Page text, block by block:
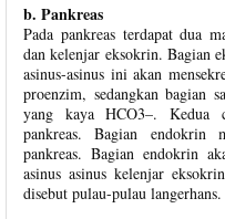
b. Pankreas
Pada pankreas terdapat dua
dan kelenjar eksokrin. Bagian
asinus-asinus ini akan
proenzim, sedangkan bagian
yang kaya HCO3–. Kedua
pankreas. Bagian endokrin
pankreas. Bagian endokrin
asinus asinus kelenjar
disebut pulau-pulau langerhans.